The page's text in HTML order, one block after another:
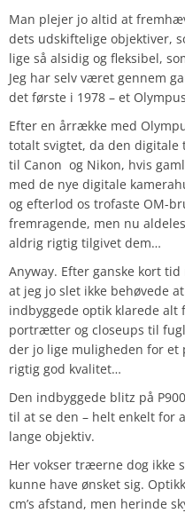
Man plejer jo altid at
dets udskiftelige objektiver,
lige så alsidig og fleksibel,
Jeg har selv været gennem
det første i 1978 – et
Efter en årrække med
totalt svigtet, da den
til Canon og Nikon, hvis
med de nye digitale
og efterlod os trofaste OM-
fremragende, men nu
aldrig rigtig tilgivet dem…
Anyway. Efter ganske kort
at jeg jo slet ikke behøvede
indbyggede optik klarede alt
portrætter og closeups til
der jo lige muligheden for et
rigtig god kvalitet…
Den indbyggede blitz på
til at se den – helt enkelt for
lange objektiv.
Her vokser træerne dog ikke
kunne have ønsket sig.
cm’s afstand, men herinde